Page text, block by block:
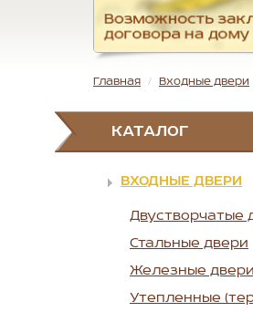
Главная Входные двери
КАТАЛОГ
ВХОДНЫЕ ДВЕРИ
Двустворчатые
Стальные двери
Железные двери
Утепленные